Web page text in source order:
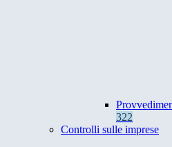
322
Controlli sulle imprese